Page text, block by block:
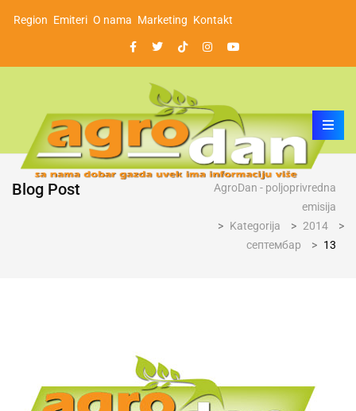
Region Emiteri O nama Marketing Kontakt
Blog Post
AgroDan - poljoprivredna
emisija
> Kategorija > 2014
>
септембар
> 13